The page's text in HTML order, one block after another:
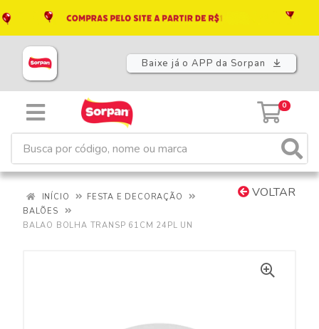
Baixe já o APP da Sorpan
0
VOLTAR
INÍCIO
FESTA E DECORAÇÃO
BALÕES
BALAO BOLHA TRANSP 61CM 24PL UN